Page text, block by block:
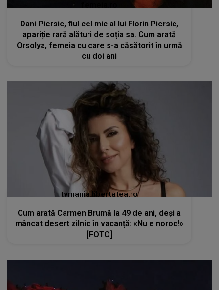
Dani Piersic, fiul cel mic al lui Florin Piersic,
apariție rară alături de soția sa. Cum arată
Orsolya, femeia cu care s-a căsătorit în urmă
cu doi ani
tvmania.libertatea.ro
Cum arată Carmen Brumă la 49 de ani, deși a
mâncat desert zilnic în vacanță: «Nu e noroc!»
[FOTO]